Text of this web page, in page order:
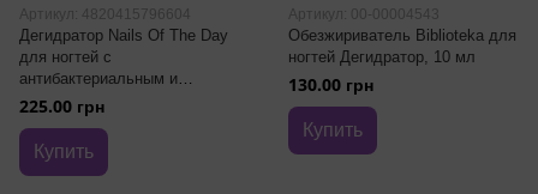
Артикул: 4820415796604
Дегидратор Nails Of The Day
для ногтей с
антибактериальным и
противогрибковым действием
Dehydrator 200 мл
225.00 грн
Купить
Артикул: 00-00004543
Обезжириватель Biblioteka для
ногтей Дегидратор, 10 мл
130.00 грн
Купить